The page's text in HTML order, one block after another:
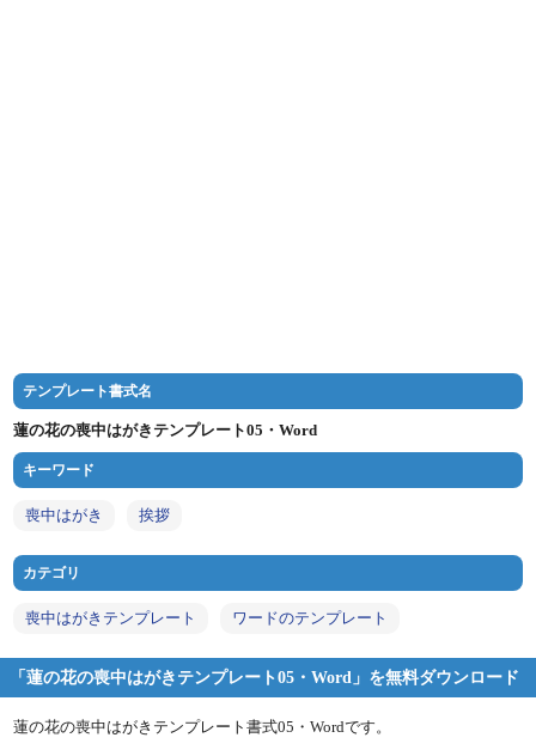
テンプレート書式名
蓮の花の喪中はがきテンプレート05・Word
キーワード
喪中はがき 挨拶
カテゴリ
喪中はがきテンプレート ワードのテンプレート
「蓮の花の喪中はがきテンプレート05・Word」を無料ダウンロード
蓮の花の喪中はがきテンプレート書式05・Wordです。